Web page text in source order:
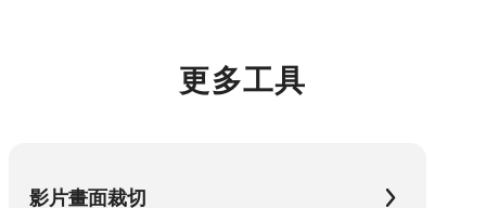
更多工具
影片畫面裁切